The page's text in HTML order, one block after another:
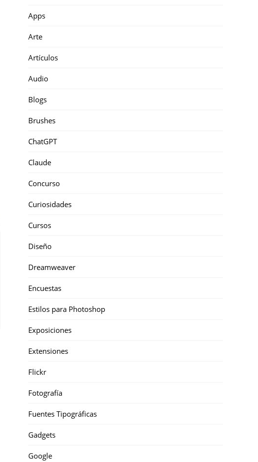
Apps
Arte
Artículos
Audio
Blogs
Brushes
ChatGPT
Claude
Concurso
Curiosidades
Cursos
Diseño
Dreamweaver
Encuestas
Estilos para Photoshop
Exposiciones
Extensiones
Flickr
Fotografía
Fuentes Tipográficas
Gadgets
Google